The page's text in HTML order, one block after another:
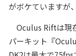
がボケていますが
Oculus Riftは現
パーキット『